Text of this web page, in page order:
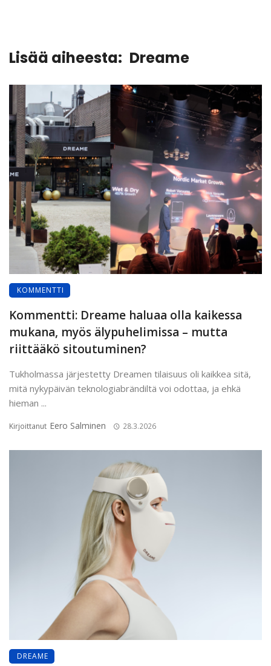
Lisää aiheesta: Dreame
KOMMENTTI
Kommentti: Dreame haluaa olla kaikessa
mukana, myös älypuhelimissa – mutta
riittääkö sitoutuminen?
Tukholmassa järjestetty Dreamen tilaisuus oli kaikkea sitä,
mitä nykypäivän teknologiabrändiltä voi odottaa, ja ehkä
hieman ...
Kirjoittanut Eero Salminen 28.3.2026
DREAME